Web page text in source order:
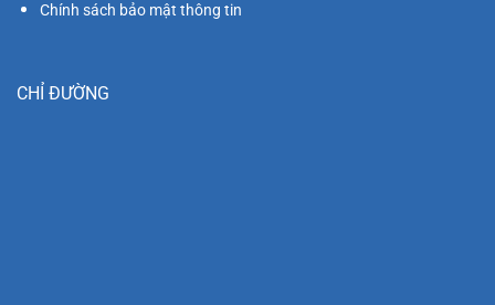
Chính sách bảo mật thông tin
CHỈ ĐƯỜNG